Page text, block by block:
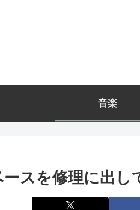
音楽
スを修理に出し